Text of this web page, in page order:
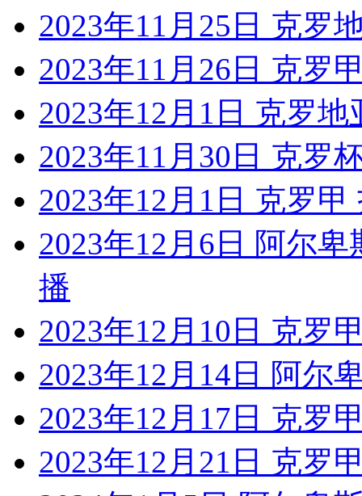
2023年11月25日 克罗
2023年11月26日 克罗
2023年12月1日 克罗
2023年11月30日 克罗
2023年12月1日 克罗
2023年12月6日 阿尔
播
2023年12月10日 克罗
2023年12月14日 阿尔
2023年12月17日 克罗
2023年12月21日 克罗